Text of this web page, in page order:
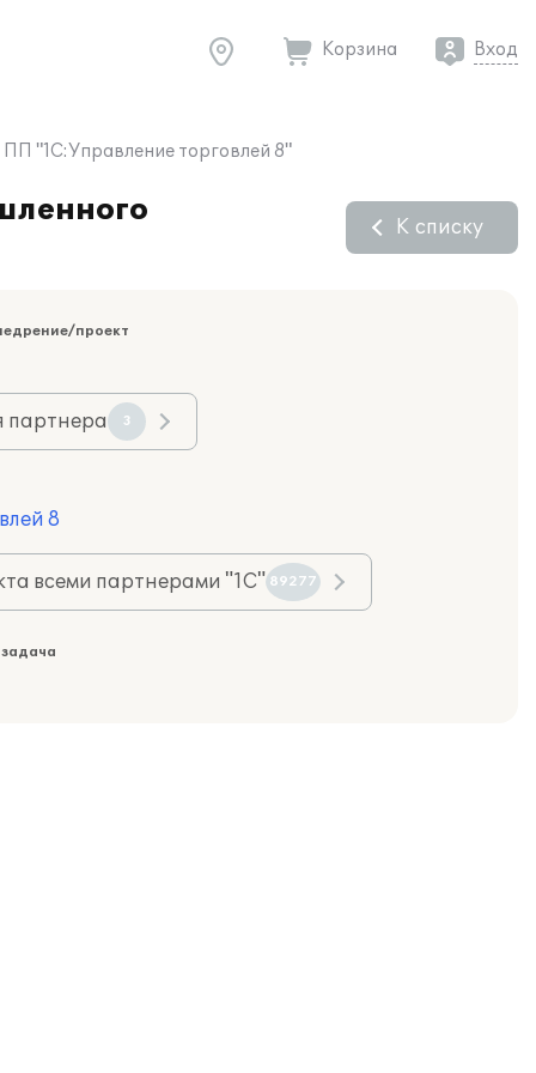
Корзина Вход
"1С:Управление торговлей 8"
К списку
проект
партнера 3
8
всеми партнерами "1С" 89277